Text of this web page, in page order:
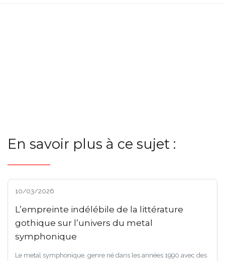
En savoir plus à ce sujet :
10/03/2026
L’empreinte indélébile de la littérature
gothique sur l’univers du metal
symphonique
Le metal symphonique, genre né dans les années 1990 avec des